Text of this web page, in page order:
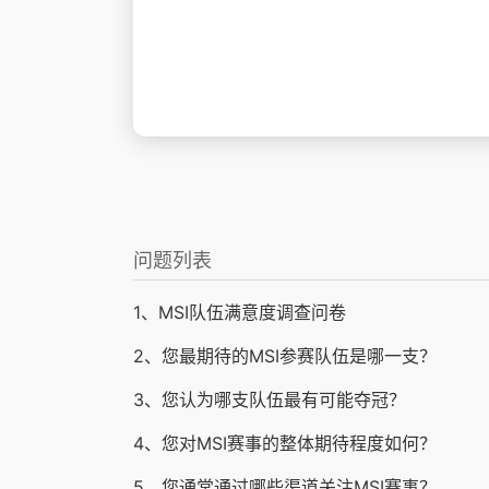
问题列表
1、MSI队伍满意度调查问卷
2、您最期待的MSI参赛队伍是哪一支？
3、您认为哪支队伍最有可能夺冠？
4、您对MSI赛事的整体期待程度如何？